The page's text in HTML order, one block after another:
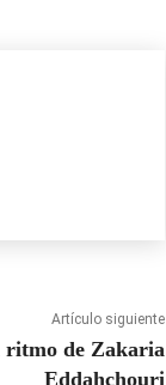
Artículo siguiente
ritmo de Zakaria
Eddahchouri